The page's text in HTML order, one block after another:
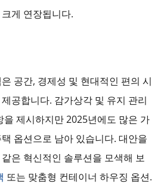
게 연장됩니다.
공간, 경제성 및 현대적인 편의 시
공합니다. 감가상각 및 유지 관리
을 제시하지만 2025년에도 많은 가
옵션으로 남아 있습니다. 대안을
은 혁신적인 솔루션을 모색해 보
또는 맞춤형 컨테이너 하우징 옵션.